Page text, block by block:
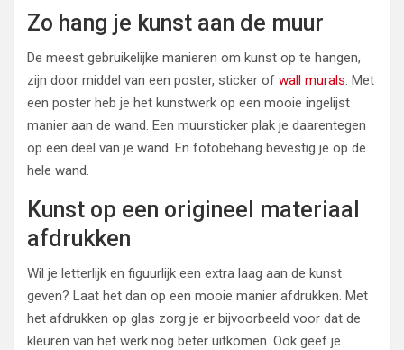
Zo hang je kunst aan de muur
De meest gebruikelijke manieren om kunst op te hangen,
zijn door middel van een poster, sticker of wall murals. Met
een poster heb je het kunstwerk op een mooie ingelijst
manier aan de wand. Een muursticker plak je daarentegen
op een deel van je wand. En fotobehang bevestig je op de
hele wand.
Kunst op een origineel materiaal
afdrukken
Wil je letterlijk en figuurlijk een extra laag aan de kunst
geven? Laat het dan op een mooie manier afdrukken. Met
het afdrukken op glas zorg je er bijvoorbeeld voor dat de
kleuren van het werk nog beter uitkomen. Ook geef je